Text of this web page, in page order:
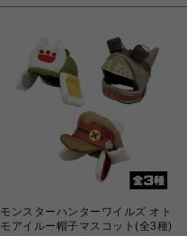
モンスターハンターワイルズ オト
モアイルー帽子マスコット(全3種)